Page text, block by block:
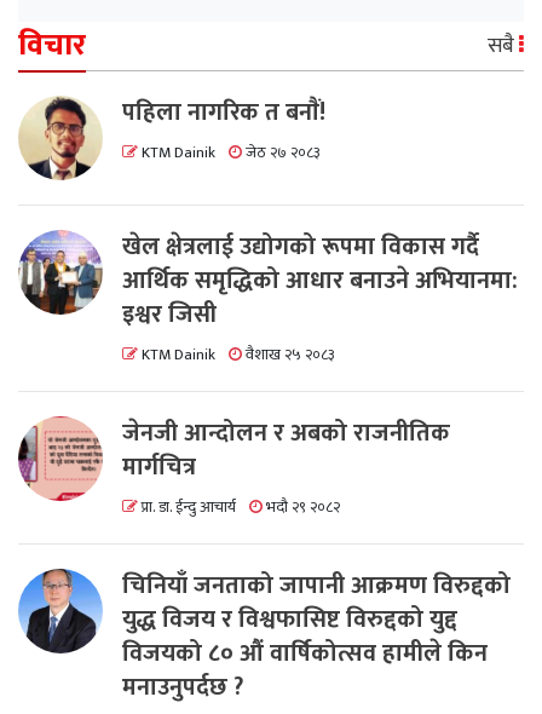
विचार सबै
पहिला नागरिक त बनाैं!
KTM Dainik जेठ २७ २०८३
खेल क्षेत्रलाई उद्योगको रूपमा विकास गर्दै
आर्थिक समृद्धिको आधार बनाउने अभियानमा:
इश्वर जिसी
KTM Dainik वैशाख २५ २०८३
जेनजी आन्दोलन र अबको राजनीतिक
मार्गचित्र
प्रा. डा. ईन्दु आचार्य भदौ २९ २०८२
चिनियाँ जनताको जापानी आक्रमण विरुद्दको
युद्ध विजय र विश्वफासिष्ट विरुद्दको युद्द
विजयको ८० औं वार्षिकोत्सव हामीले किन
मनाउनुपर्दछ ?